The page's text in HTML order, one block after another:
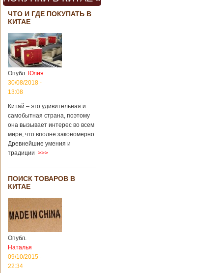
ЧТО И ГДЕ ПОКУПАТЬ В
КИТАЕ
Опубл. Юлия
30/08/2018 -
13:08
Китай – это удивительная и
самобытная страна, поэтому
она вызывает интерес во всем
мире, что вполне закономерно.
Древнейшие умения и
традиции >>>
ПОИСК ТОВАРОВ В
КИТАЕ
Опубл.
Наталья
09/10/2015 -
22:34